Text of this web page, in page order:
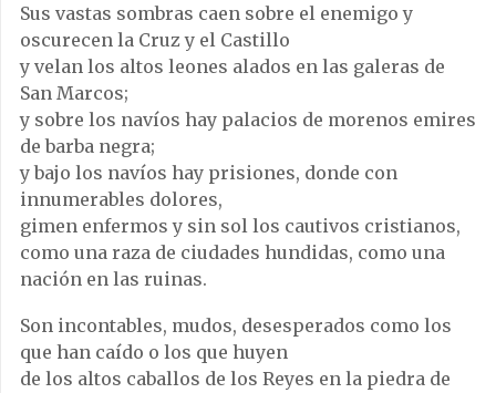
Sus vastas sombras caen sobre el enemigo y
oscurecen la Cruz y el Castillo
y velan los altos leones alados en las galeras de
San Marcos;
y sobre los navíos hay palacios de morenos emires
de barba negra;
y bajo los navíos hay prisiones, donde con
innumerables dolores,
gimen enfermos y sin sol los cautivos cristianos,
como una raza de ciudades hundidas, como una
nación en las ruinas.
Son incontables, mudos, desesperados como los
que han caído o los que huyen
de los altos caballos de los Reyes en la piedra de